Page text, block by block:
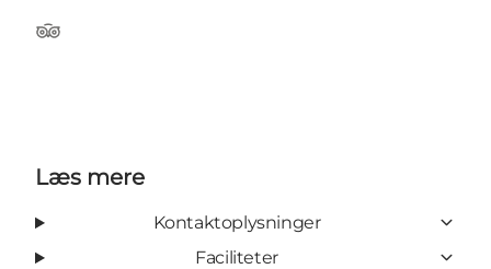
Tripadvisor
Læs mere
Kontaktoplysninger
Faciliteter